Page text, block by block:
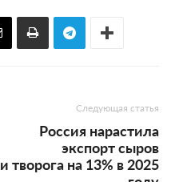
Следующая статья
Россия нарастила
экспорт сыров
и творога на 13% в 2025